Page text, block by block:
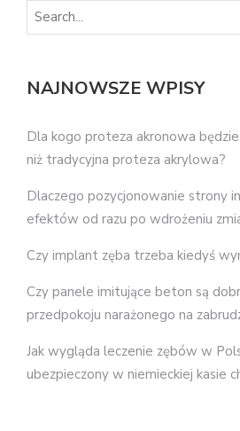
NAJNOWSZE WPISY
Dla kogo proteza akronowa
niż tradycyjna proteza akrylowa?
Dlaczego pozycjonowanie strony
efektów od razu po wdrożeniu
Czy implant zęba trzeba kiedyś
Czy panele imitujące beton są
przedpokoju narażonego na
Jak wygląda leczenie zębów w
ubezpieczony w niemieckiej kasie